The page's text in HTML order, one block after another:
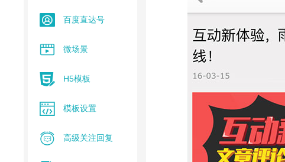
百度直达号
微场景
H5模板
模板设置
高级关注回复